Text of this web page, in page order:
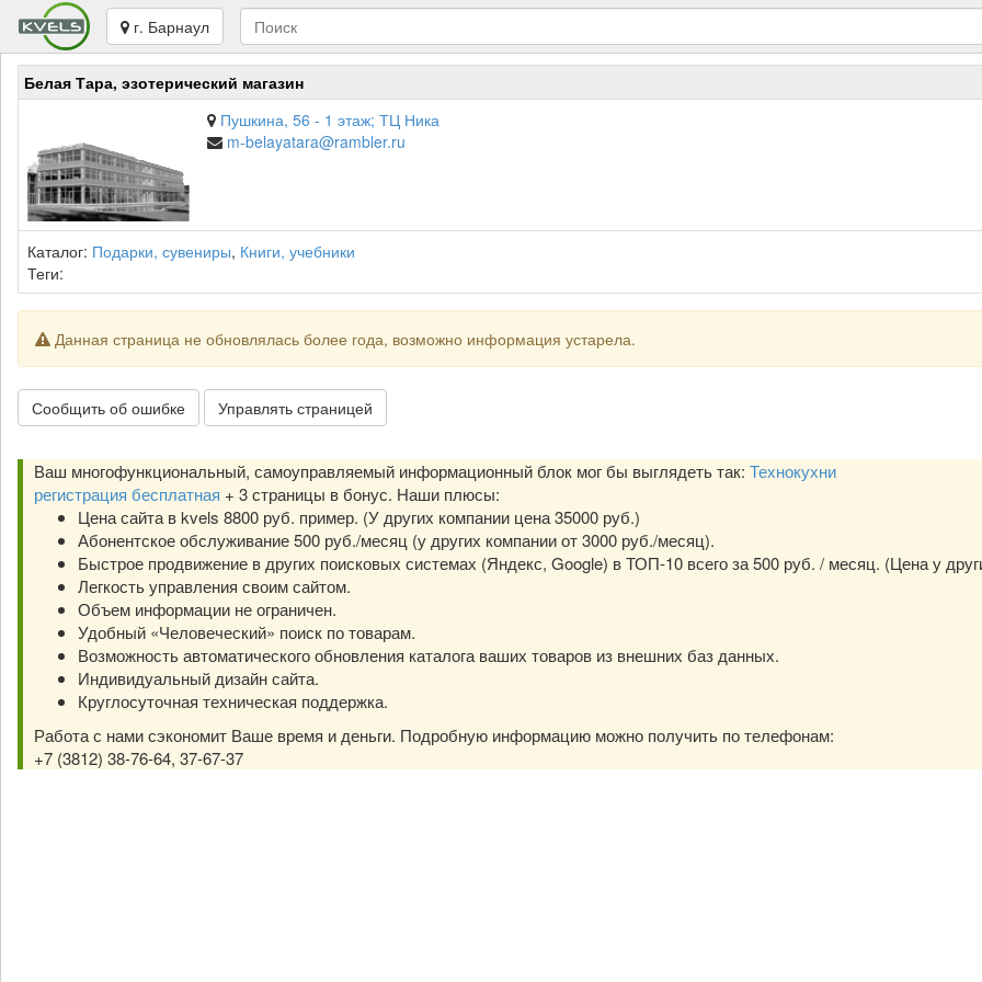
г. Барнаул
Белая Тара, эзотерический магазин
Пушкина, 56 - 1 этаж; ТЦ Ника
m-belayatara@rambler.ru
Каталог: Подарки, сувениры, Книги, учебники
Теги:
Данная страница не обновлялась более года, возможно информация устарела.
Сообщить об ошибке Управлять страницей
Ваш многофункциональный, самоуправляемый информационный блок мог бы выглядеть так: Технокухни
регистрация бесплатная + 3 страницы в бонус. Наши плюсы:
Цена сайта в kvels 8800 руб. пример. (У других компании цена 35000 руб.)
Абонентское обслуживание 500 руб./месяц (у других компании от 3000 руб./месяц).
Быстрое продвижение в других поисковых системах (Яндекс, Google) в ТОП-10 всего за 500 руб. / месяц. (Цена у
Легкость управления своим сайтом.
Объем информации не ограничен.
Удобный «Человеческий» поиск по товарам.
Возможность автоматического обновления каталога ваших товаров из внешних баз данных.
Индивидуальный дизайн сайта.
Круглосуточная техническая поддержка.
Работа с нами сэкономит Ваше время и деньги. Подробную информацию можно получить по телефонам:
+7 (3812) 38-76-64, 37-67-37